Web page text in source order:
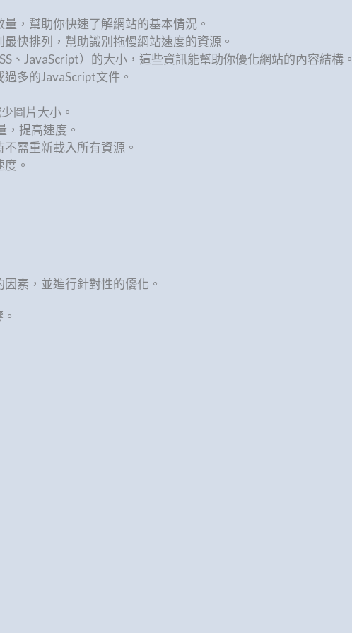
，幫助你快速了解網站的基本情況。
快排列，幫助識別拖慢網站速度的資源。
、JavaScript）的大小，這些資訊能幫助你優化網站的內容結構。
多的JavaScript文件。
圖片大小。
，提高速度。
需重新載入所有資源。
。
素，並進行針對性的優化。